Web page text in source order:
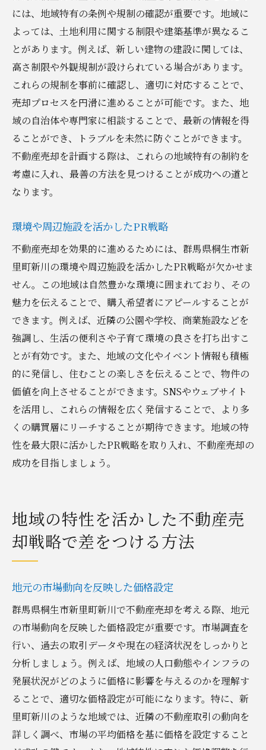
には、地域特有の条例や規制の確認が重要です。地域に
よっては、土地利用に関する制限や建築基準が異なるこ
とがあります。例えば、新しい建物の建設に関しては、
高さ制限や外観規制が設けられている場合があります。
これらの規制を事前に確認し、適切に対応することで、
売却プロセスを円滑に進めることが可能です。また、地
域の自治体や専門家に相談することで、最新の情報を得
ることができ、トラブルを未然に防ぐことができます。
不動産売却を計画する際は、これらの地域特有の制約を
考慮に入れ、最善の方法を見つけることが成功への道と
なります。
環境や周辺施設を活かしたPR戦略
不動産売却を効果的に進めるためには、群馬県桐生市新
里町新川の環境や周辺施設を活かしたPR戦略が欠かせま
せん。この地域は自然豊かな環境に囲まれており、その
魅力を伝えることで、購入希望者にアピールすることが
できます。例えば、近隣の公園や学校、商業施設などを
強調し、生活の便利さや子育て環境の良さを打ち出すこ
とが有効です。また、地域の文化やイベント情報も積極
的に発信し、住むことの楽しさを伝えることで、物件の
価値を向上させることができます。SNSやウェブサイト
を活用し、これらの情報を広く発信することで、より多
くの購買層にリーチすることが期待できます。地域の特
性を最大限に活かしたPR戦略を取り入れ、不動産売却の
成功を目指しましょう。
地域の特性を活かした不動産売
却戦略で差をつける方法
地元の市場動向を反映した価格設定
群馬県桐生市新里町新川で不動産売却を考える際、地元
の市場動向を反映した価格設定が重要です。市場調査を
行い、過去の取引データや現在の経済状況をしっかりと
分析しましょう。例えば、地域の人口動態やインフラの
発展状況がどのように価格に影響を与えるのかを理解す
ることで、適切な価格設定が可能になります。特に、新
里町新川のような地域では、近隣の不動産取引の動向を
詳しく調べ、市場の平均価格を基に価格を設定すること